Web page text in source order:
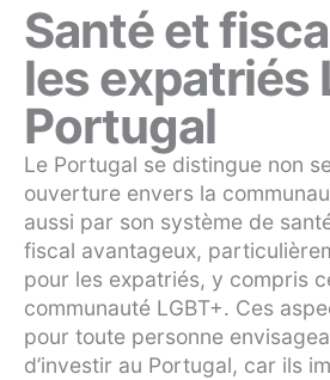
Santé et
les expatriés
Portugal
Le Portugal se distingue non
ouverture envers la
aussi par son système de
fiscal avantageux,
pour les expatriés, y compris
communauté LGBT+. Ces
pour toute personne
d’investir au Portugal, car ils